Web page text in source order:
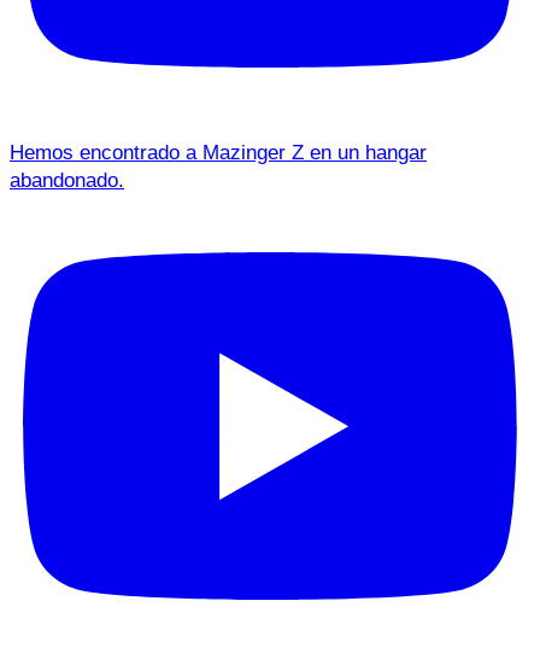
Hemos encontrado a Mazinger Z en un hangar
abandonado.